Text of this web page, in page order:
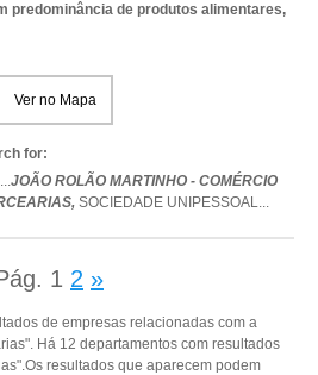
predominância de produtos alimentares,
Ver no Mapa
for:
JOÃO ROLÃO MARTINHO - COMÉRCIO
SOCIEDADE UNIPESSOAL...
1 2 »
de empresas relacionadas com a
Há 12 departamentos com resultados
resultados que aparecem podem